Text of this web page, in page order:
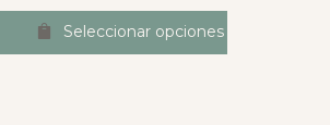
Seleccionar opciones